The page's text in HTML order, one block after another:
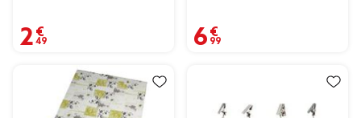
2,49 € 6,99 €